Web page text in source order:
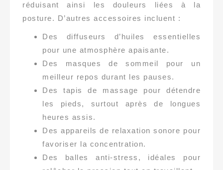
réduisant ainsi les douleurs liées à la
posture. D’autres accessoires incluent :
Des diffuseurs d’huiles essentielles
pour une atmosphère apaisante.
Des masques de sommeil pour un
meilleur repos durant les pauses.
Des tapis de massage pour détendre
les pieds, surtout après de longues
heures assis.
Des appareils de relaxation sonore pour
favoriser la concentration.
Des balles anti-stress, idéales pour